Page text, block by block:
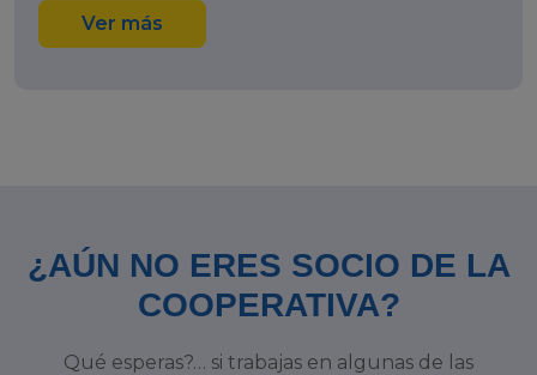
Ver más
¿AÚN NO ERES SOCIO DE LA
COOPERATIVA?
Qué esperas?… si trabajas en algunas de las